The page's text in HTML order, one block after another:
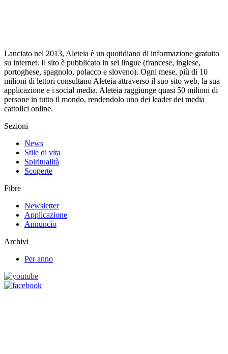
Lanciato nel 2013, Aleteia è un quotidiano di informazione gratuito
su internet. Il sito è pubblicato in sei lingue (francese, inglese,
portoghese, spagnolo, polacco e sloveno). Ogni mese, più di 10
milioni di lettori consultano Aleteia attraverso il suo sito web, la sua
applicazione e i social media. Aleteia raggiunge quasi 50 milioni di
persone in tutto il mondo, rendendolo uno dei leader dei media
cattolici online.
Sezioni
News
Stile di vita
Spiritualità
Scoperte
Fibre
Newsletter
Applicazione
Annuncio
Archivi
Per anno